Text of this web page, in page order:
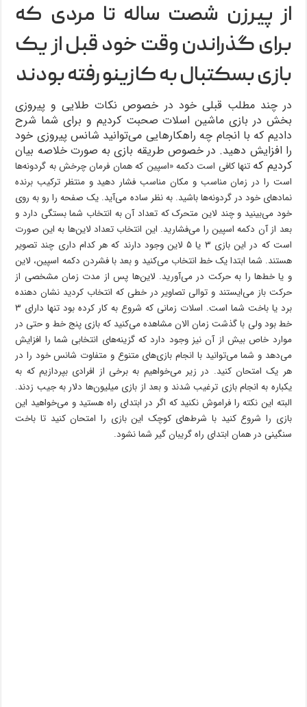
از پیرزن شصت ساله تا مردی که
برای گذراندن وقت خود قبل از یک
بازی بسکتبال به کازینو رفته بودند
در چند مطلب قبلی خود در خصوص نکات طلایی و پیروزی
بخش در بازی ماشین اسلات صحبت کردیم و برای شما شرح
دادیم که با انجام چه راهکارهایی می‌توانید شانس پیروزی خود
را افزایش دهید. در خصوص طریقه بازی به صورت خلاصه بیان
کردیم که تنها کافی است دکمه «اسپین که همان فرمان چرخش به گردونه‌ها
است را در زمان مناسب و مکان مناسب فشار دهید و منتظر ترکیب برنده
نماد‌های خود در گردونه‌ها باشید. به نظر ساده می‌آید. یک صفحه را رو به روی
خود می‌بینید و چند لاین متحرک که تعداد آن به انتخاب شما بستگی دارد و
بعد از آن دکمه اسپین را می‌فشارید. این انتخاب تعداد لاین‌ها به این صورت
است که در این بازی ۳ یا ۵ لاین وجود دارند که هر کدام داری چند تصویر
هستند. شما ابتدا یک خط انتخاب می‌کنید و بعد با فشردن دکمه اسپین، لاین
و یا خط‌ها را به حرکت در می‌آورید. لاین‌ها پس از مدت زمان مشخصی از
حرکت باز می‌ایستند و توالی تصاویر در خطی که انتخاب کردید نشان دهنده
برد یا باخت شما است. اسلات زمانی که شروع به کار کرده بود تنها دارای ۳
خط بود ولی با گذشت زمان الان مشاهده می‌کنید که بازی پنج خط و حتی در
موارد خاص بیش از آن نیز وجود دارد که گزینه‌های انتخابی شما را افزایش
می‌دهد و شما می‌توانید با انجام بازی‌های متنوع و متفاوت شانس خود را در
هر یک امتحان کنید. در زیر می‌خواهیم به برخی از افرادی بپردازیم که به
یکباره به انجام بازی ترغیب شدند و بعد از بازی میلیون‌ها دلار به جیب زدند.
البته این نکته را فراموش نکنید که اگر در ابتدای راه هستید و می‌خواهید این
بازی را شروع کنید با شرط‌های کوچک این بازی را امتحان کنید تا باخت
سنگینی در همان ابتدای راه گریبان گیر شما نشود.